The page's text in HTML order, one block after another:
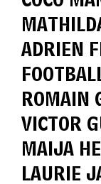
ADRIEN
ROMAIN
VICTOR
MAIJA
LAURIE